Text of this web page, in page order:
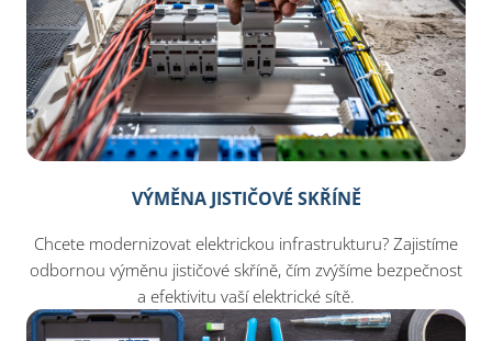
VÝMĚNA JISTIČOVÉ SKŘÍNĚ
Chcete modernizovat elektrickou infrastrukturu? Zajistíme
odbornou výměnu jističové skříně, čím zvýšíme bezpečnost
a efektivitu vaší elektrické sítě.